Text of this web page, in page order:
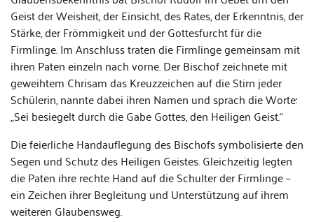
Geist der Weisheit, der Einsicht, des Rates, der Erkenntnis, der
Stärke, der Frömmigkeit und der Gottesfurcht für die
Firmlinge. Im Anschluss traten die Firmlinge gemeinsam mit
ihren Paten einzeln nach vorne. Der Bischof zeichnete mit
geweihtem Chrisam das Kreuzzeichen auf die Stirn jeder
Schülerin, nannte dabei ihren Namen und sprach die Worte:
„Sei besiegelt durch die Gabe Gottes, den Heiligen Geist.“
Die feierliche Handauflegung des Bischofs symbolisierte den
Segen und Schutz des Heiligen Geistes. Gleichzeitig legten
die Paten ihre rechte Hand auf die Schulter der Firmlinge –
ein Zeichen ihrer Begleitung und Unterstützung auf ihrem
weiteren Glaubensweg.